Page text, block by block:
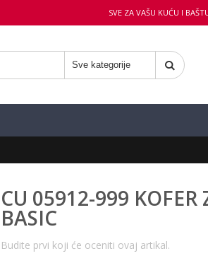
SVE ZA VAŠU KUĆU I
CU 05912-999 KOFER
BASIC
Budite prvi koji će oceniti ovaj artikal.